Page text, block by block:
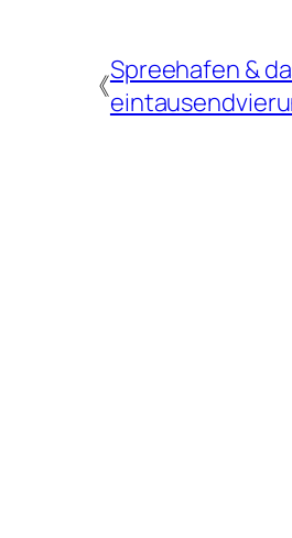
《Spreehafen &